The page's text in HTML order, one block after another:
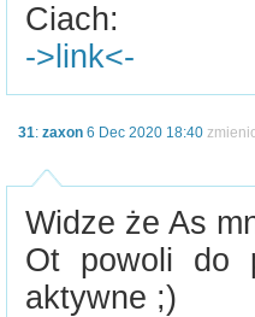
Ciach:
->link<-
31: zaxon 6 Dec 2020 18:40
Widze że As
Ot powoli do
aktywne ;)